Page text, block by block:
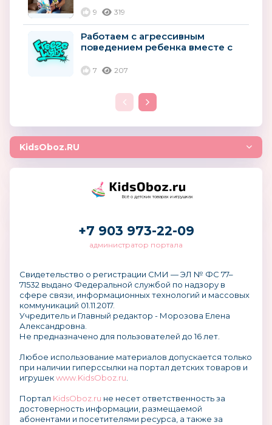
9 319
Работаем с агрессивным
поведением ребенка вместе с
7 207
KidsOboz.RU
Всё о детских товарах и игрушках
+7 903 973-22-09
администратор портала
Свидетельство о регистрации СМИ — ЭЛ № ФС 77–
71532 выдано Федеральной службой по надзору в
сфере связи, информационных технологий и массовых
коммуникаций 01.11.2017.
Учредитель и Главный редактор - Морозова Елена
Александровна.
Не предназначено для пользователей до 16 лет.
Любое использование материалов допускается только
при наличии гиперссылки на портал детских товаров и
игрушекwww.KidsOboz.ru
Портал KidsOboz.ru не несет ответственность за
достоверность информации, размещаемой
абонентами и посетителями ресурса, а также за